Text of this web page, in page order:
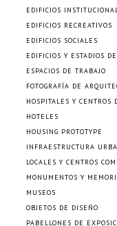
EDIFICIOS
EDIFICIOS RECREATIVOS
EDIFICIOS SOCIALES
EDIFICIOS Y ESTADIOS
ESPACIOS DE TRABAJO
FOTOGRAFÍA DE
HOSPITALES Y CENTROS
HOTELES
HOUSING PROTOTYPE
INFRAESTRUCTURA
LOCALES Y CENTROS
MONUMENTOS Y
MUSEOS
OBJETOS DE DISEÑO
PABELLONES DE